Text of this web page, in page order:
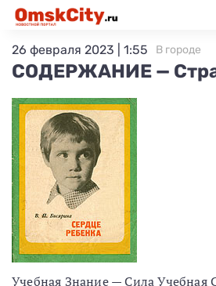
СОДЕРЖАНИЕ —
26 февраля 2023 | 1:55 В городе
Учебная Знание — Сила Учебная